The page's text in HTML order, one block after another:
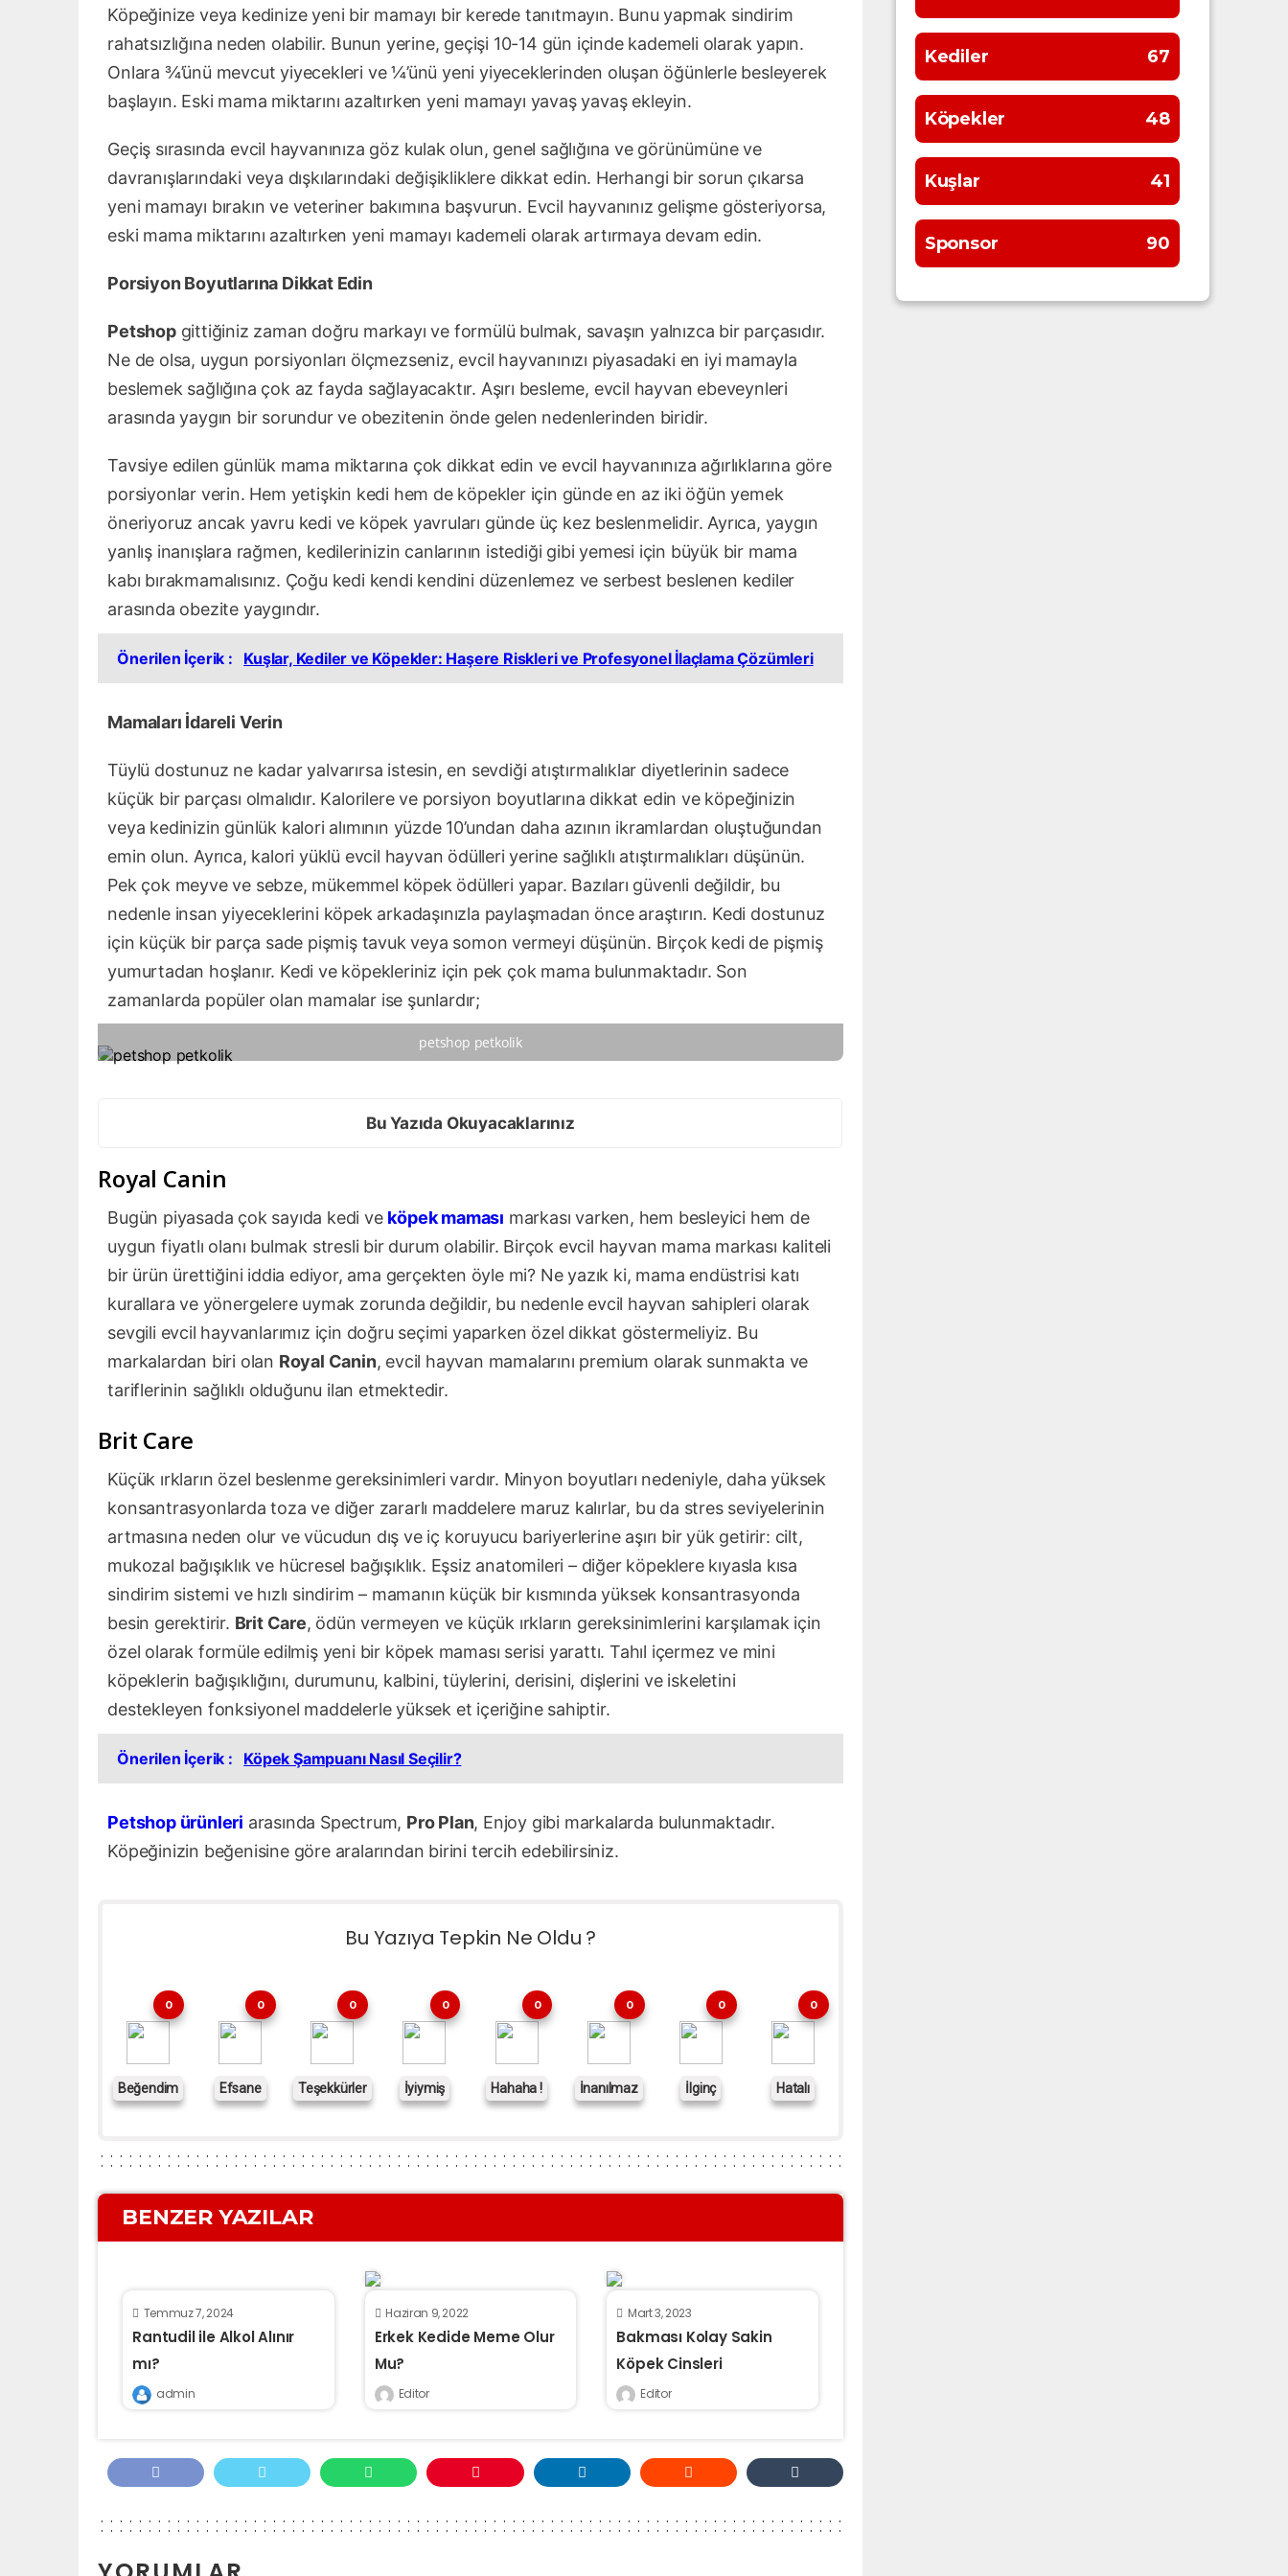
Köpeğinize veya kedinize yeni bir mamayı bir kerede tanıtmayın. Bunu yapmak sindirim
rahatsızlığına neden olabilir. Bunun yerine, geçişi 10-14 gün içinde kademeli olarak yapın.
Onlara ¾’ünü mevcut yiyecekleri ve ¼’ünü yeni yiyeceklerinden oluşan öğünlerle besleyerek
başlayın. Eski mama miktarını azaltırken yeni mamayı yavaş yavaş ekleyin.
Geçiş sırasında evcil hayvanınıza göz kulak olun, genel sağlığına ve görünümüne ve
davranışlarındaki veya dışkılarındaki değişikliklere dikkat edin. Herhangi bir sorun çıkarsa
yeni mamayı bırakın ve veteriner bakımına başvurun. Evcil hayvanınız gelişme gösteriyorsa,
eski mama miktarını azaltırken yeni mamayı kademeli olarak artırmaya devam edin.
Porsiyon Boyutlarına Dikkat Edin
Petshopgittiğiniz zaman doğru markayı ve formülü bulmak, savaşın yalnızca bir parçasıdır.
Ne de olsa, uygun porsiyonları ölçmezseniz, evcil hayvanınızı piyasadaki en iyi mamayla
beslemek sağlığına çok az fayda sağlayacaktır. Aşırı besleme, evcil hayvan ebeveynleri
arasında yaygın bir sorundur ve obezitenin önde gelen nedenlerinden biridir.
Tavsiye edilen günlük mama miktarına çok dikkat edin ve evcil hayvanınıza ağırlıklarına göre
porsiyonlar verin. Hem yetişkin kedi hem de köpekler için günde en az iki öğün yemek
öneriyoruz ancak yavru kedi ve köpek yavruları günde üç kez beslenmelidir. Ayrıca, yaygın
yanlış inanışlara rağmen, kedilerinizin canlarının istediği gibi yemesi için büyük bir mama
kabı bırakmamalısınız. Çoğu kedi kendi kendini düzenlemez ve serbest beslenen kediler
arasında obezite yaygındır.
Önerilen İçerik : Kuşlar, Kediler ve Köpekler: Haşere Riskleri ve Profesyonel İlaçlama Çözümleri
Mamaları İdareli Verin
Tüylü dostunuz ne kadar yalvarırsa istesin, en sevdiği atıştırmalıklar diyetlerinin sadece
küçük bir parçası olmalıdır. Kalorilere ve porsiyon boyutlarına dikkat edin ve köpeğinizin
veya kedinizin günlük kalori alımının yüzde 10’undan daha azının ikramlardan oluştuğundan
emin olun. Ayrıca, kalori yüklü evcil hayvan ödülleri yerine sağlıklı atıştırmalıkları düşünün.
Pek çok meyve ve sebze, mükemmel köpek ödülleri yapar. Bazıları güvenli değildir, bu
nedenle insan yiyeceklerini köpek arkadaşınızla paylaşmadan önce araştırın. Kedi dostunuz
için küçük bir parça sade pişmiş tavuk veya somon vermeyi düşünün. Birçok kedi de pişmiş
yumurtadan hoşlanır. Kedi ve köpekleriniz için pek çok mama bulunmaktadır. Son
zamanlarda popüler olan mamalar ise şunlardır;
petshop petkolik
Bu Yazıda Okuyacaklarınız
Royal Canin
Bugün piyasada çok sayıda kedi ve köpek maması markası varken, hem besleyici hem de
uygun fiyatlı olanı bulmak stresli bir durum olabilir. Birçok evcil hayvan mama markası kaliteli
bir ürün ürettiğini iddia ediyor, ama gerçekten öyle mi? Ne yazık ki, mama endüstrisi katı
kurallara ve yönergelere uymak zorunda değildir, bu nedenle evcil hayvan sahipleri olarak
sevgili evcil hayvanlarımız için doğru seçimi yaparken özel dikkat göstermeliyiz. Bu
markalardan biri olan Royal Canin, evcil hayvan mamalarını premium olarak sunmakta ve
tariflerinin sağlıklı olduğunu ilan etmektedir.
Brit Care
Küçük ırkların özel beslenme gereksinimleri vardır. Minyon boyutları nedeniyle, daha yüksek
konsantrasyonlarda toza ve diğer zararlı maddelere maruz kalırlar, bu da stres seviyelerinin
artmasına neden olur ve vücudun dış ve iç koruyucu bariyerlerine aşırı bir yük getirir: cilt,
mukozal bağışıklık ve hücresel bağışıklık. Eşsiz anatomileri – diğer köpeklere kıyasla kısa
sindirim sistemi ve hızlı sindirim – mamanın küçük bir kısmında yüksek konsantrasyonda
besin gerektirir. Brit Care, ödün vermeyen ve küçük ırkların gereksinimlerini karşılamak için
özel olarak formüle edilmiş yeni bir köpek maması serisi yarattı. Tahıl içermez ve mini
köpeklerin bağışıklığını, durumunu, kalbini, tüylerini, derisini, dişlerini ve iskeletini
destekleyen fonksiyonel maddelerle yüksek et içeriğine sahiptir.
Önerilen İçerik : Köpek Şampuanı Nasıl Seçilir?
Petshop ürünleri arasında Spectrum, Pro Plan, Enjoy gibi markalarda bulunmaktadır.
Köpeğinizin beğenisine göre aralarından birini tercih edebilirsiniz.
Bu Yazıya Tepkin Ne Oldu ?
Beğendim
0
Efsane
0
Teşekkürler
0
İyiymiş
0
Hahaha !
0
İnanılmaz
0
İlginç
0
Hatalı
0
BENZER YAZILAR
Temmuz 7, 2024
Rantudil ile Alkol Alınır
mı?
admin
Haziran 9, 2022
Erkek Kedide Meme Olur
Mu?
Editor
Mart 3, 2023
Bakması Kolay Sakin
Köpek Cinsleri
Editor
Kediler 67
Köpekler 48
Kuşlar 41
Sponsor 90